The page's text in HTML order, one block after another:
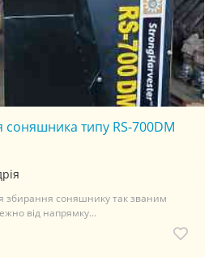
типу RS-700DM
збирання соняшнику так званим
від напрямку...